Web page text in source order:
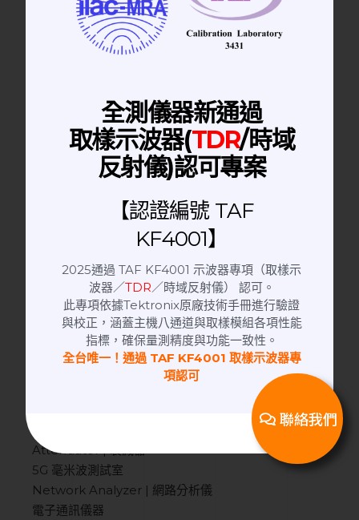
Product
Digital Multimeter | 數位萬用電錶
Torque Wrench | 扭力扳手
測試設備
掀蓋式隔離箱
Spectrum Analyzers 頻譜分析儀
Horn Antenna Tripod | 天線腳架
Coaxial Switch | 射頻微波同軸切換器
Horn Antenna | 喇叭天線
Oscilloscope | 示波器
高頻量測治具
Probe | 探頭.探棒
Attenuator | 衰減器
5G 毫米波測試室
Network Analyzer | 網路分析儀
電子通訊儀器
全測儀器新通過
取樣示波器(TDR/時域
反射儀)認可專案
【認證編號 TAF
KF4001】
2025通過 TAF KF4001 示波器專項（取樣示
波器／TDR／時域反射儀） 認可。
此專項依據Tektronix原廠技術手冊進行驗證
與校正，涵蓋主機八通道與取樣模組各項性能
指標，確保量測精度與功能一致性。
全台唯一！通過 TAF KF4001 取樣示波器專
項認可
聯絡我們